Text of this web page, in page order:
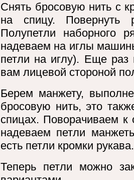
Снять бросовую нить с
на спицу. Повернуть
Полупетли наборного
надеваем на иглы
петли на иглу). Еще
вам лицевой стороной
Берем манжету,
бросовую нить, это
спицах. Поворачиваем к
надеваем петли
есть петли кромки
Теперь петли можно